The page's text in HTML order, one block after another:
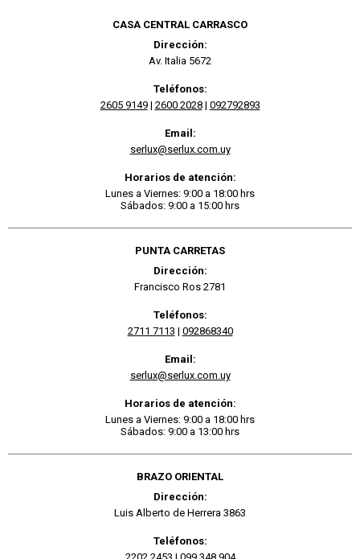
CASA CENTRAL CARRASCO
Dirección:
Av. Italia 5672
Teléfonos:
2605 9149| 2600 2028| 092792893
Email:
serlux@serlux.com.uy
Horarios de atención:
Lunes a Viernes: 9:00 a 18:00 hrs
Sábados: 9:00 a 15:00 hrs
PUNTA CARRETAS
Dirección:
Francisco Ros 2781
Teléfonos:
2711 7113 | 092868340
Email:
serlux@serlux.com.uy
Horarios de atención:
Lunes a Viernes: 9:00 a 18:00 hrs
Sábados: 9:00 a 13:00 hrs
BRAZO ORIENTAL
Dirección:
Luis Alberto de Herrera 3863
Teléfonos: